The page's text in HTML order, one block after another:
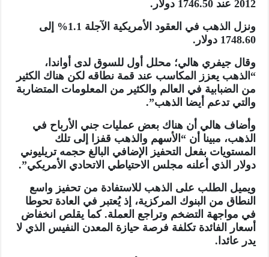
2012 عند 1746.50 دولار.
ونزل الذهب في العقود الأمريكية الآجلة 1.1% إلى
1748.60 دولار.
وقال جيفري هالي؛ محلل أول للسوق لدى أواندا،
“الذهب يعزز المكاسب عند قمة نطاقه لكن هناك الكثير
من الضبابية في العالم والكثير من المعلومات المتضاربة
والتي تدعم أيضا الذهب”.
وأضاف هالي أن هناك بعض عمليات جني الأرباح في
الذهب، مبينا أن “الأسهم والذهب قفزا إلى تلك
المستويات بفعل التحفيز الإضافي البالغ حجمه تريليوني
دولار الذي أعلنه مجلس الاحتياطي الاتحادي الأمريكي”.
ويميل الطلب على الذهب للاستفادة من تحفيز واسع
النطاق من البنوك المركزية، إذ يُعتبر في العادة تحوطا
في مواجهة التضخم وتراجع العملة. كما يقلص انخفاض
أسعار الفائدة تكلفة فرصة حيازة المعدن النفيس الذي لا
يدر عائدا.